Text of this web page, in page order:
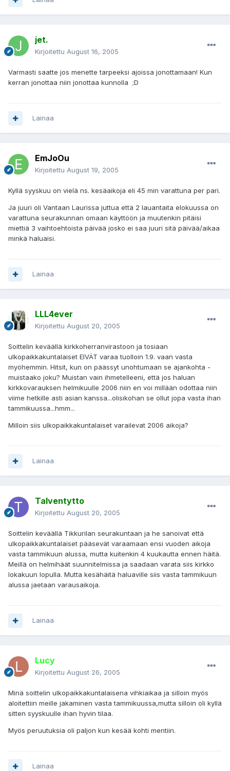
jet.
Kirjoitettu August 16, 2005
Varmasti saatte jos menette tarpeeksi ajoissa jonottamaan! Kun
kerran jonottaa niin jonottaa kunnolla ;D
Lainaa
EmJoOu
Kirjoitettu August 19, 2005
Kyllä syyskuu on vielä ns. kesäaikoja eli 45 min varattuna per pari.
Ja juuri oli Vantaan Laurissa juttua että 2 lauantaita elokuussa on
varattuna seurakunnan omaan käyttöön ja muutenkin pitäisi
miettiä 3 vaihtoehtoista päivää josko ei saa juuri sitä päivää/aikaa
minkä haluaisi.
Lainaa
LLL4ever
Kirjoitettu August 20, 2005
Soittelin keväällä kirkkoherranvirastoon ja tosiaan
ulkopaikkakuntalaiset EIVÄT varaa tuolloin 1.9. vaan vasta
myöhemmin. Hitsit, kun on päässyt unohtumaan se ajankohta -
muistaako joku? Muistan vain ihmetelleeni, että jos haluan
kirkkovarauksen helmikuulle 2006 niin en voi millään odottaa niin
viime hetkille asti asian kanssa...olisikohan se ollut jopa vasta ihan
tammikuussa...hmm...
Milloin siis ulkopaikkakuntalaiset varailevat 2006 aikoja?
Lainaa
Talventytto
Kirjoitettu August 20, 2005
Soittelin keväällä Tikkurilan seurakuntaan ja he sanoivat että
ulkopaikkakuntalaiset pääsevät varaamaan ensi vuoden aikoja
vasta tammikuun alussa, mutta kuitenkin 4 kuukautta ennen häitä.
Meillä on helmihäät suunnitelmissa ja saadaan varata siis kirkko
lokakuun lopulla. Mutta kesähäitä haluaville siis vasta tammikuun
alussa jaetaan varausaikoja.
Lainaa
Lucy
Kirjoitettu August 26, 2005
Minä soittelin ulkopaikkakuntalaisena vihkiaikaa ja silloin myös
aloitettiin meille jakaminen vasta tammikuussa,mutta silloin oli kyllä
sitten syyskuulle ihan hyvin tilaa.
Myös peruutuksia oli paljon kun kesää kohti mentiin.
Lainaa